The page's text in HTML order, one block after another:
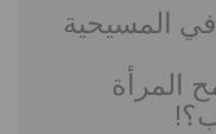
في المسيحية
المرأة